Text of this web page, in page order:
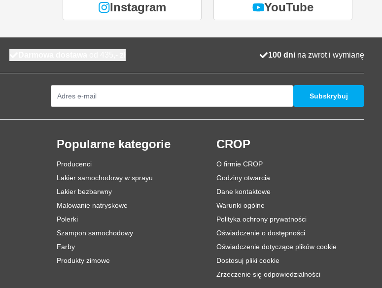
Instagram YouTube
100 dni na zwrot i wymianę
Subskrybuj
Popularne kategorie
Producenci
Lakier samochodowy w sprayu
Lakier bezbarwny
Malowanie natryskowe
Polerki
Szampon samochodowy
Farby
Produkty zimowe
CROP
O firmie CROP
Godziny otwarcia
Dane kontaktowe
Warunki ogólne
Polityka ochrony prywatności
Oświadczenie o dostępności
Oświadczenie dotyczące plików cookie
Dostosuj pliki cookie
Zrzeczenie się odpowiedzialności